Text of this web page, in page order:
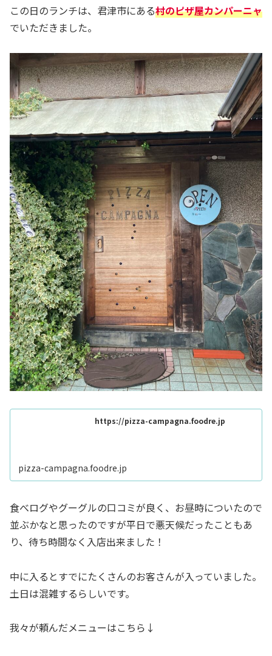
この日のランチは、君津市にある村のピザ屋カンパーニャ
でいただきました。
https://pizza-campagna.foodre.jp
pizza-campagna.foodre.jp
食べログやグーグルの口コミが良く、お昼時についたので
並ぶかなと思ったのですが平日で悪天候だったこともあ
り、待ち時間なく入店出来ました！
中に入るとすでにたくさんのお客さんが入っていました。
土日は混雑するらしいです。
我々が頼んだメニューはこちら↓